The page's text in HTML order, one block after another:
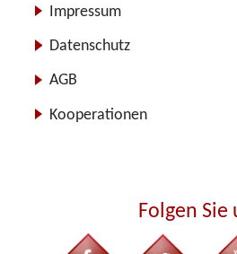
Impressum
Datenschutz
AGB
Kooperationen
Folgen Sie